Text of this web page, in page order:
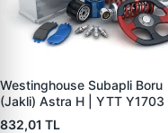
Westinghouse Subapli Boru
(Jakli) Astra H | YTT Y1703 |
OEM 564611-1
832,01 TL